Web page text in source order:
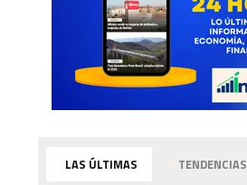
LAS ÚLTIMAS
TENDENCIAS